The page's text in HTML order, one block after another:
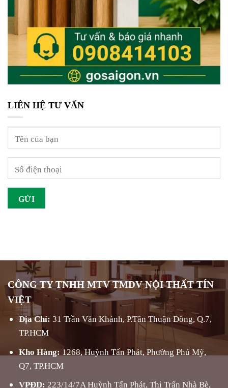
LIÊN HỆ TƯ VẤN
CÔNG TY TNHH MTV TMDV NỘI THẤT TÍN
VIỆT
Địa Chỉ: 31 Trần Văn Khánh, P.Tân Thuận Đông, Q.7,
TP.HCM
Kho Hàng: 1268, Huỳnh Tấn Phát, Phường Phú Mỹ,
Q7, TP.HCM
VPĐD: 223/14/7A Huỳnh Tấn Phát, Thị Trấn Nhà Bè,